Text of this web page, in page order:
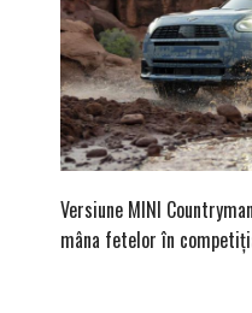
Versiune MINI
mâna fetelor în